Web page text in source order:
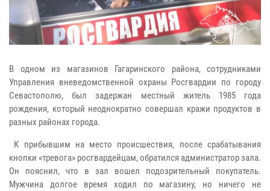
В одном из магазинов Гагаринского района, сотрудниками
Управления вневедомственной охраны Росгвардии по городу
Севастополю, был задержан местный житель 1985 года
рождения, который неоднократно совершал кражи продуктов в
разных районах города.
К прибывшим на место происшествия, после срабатывания
кнопки «тревога» росгвардейцам, обратился администратор зала.
Он пояснил, что в зал вошел подозрительный покупатель.
Мужчина долгое время ходил по магазину, но ничего не